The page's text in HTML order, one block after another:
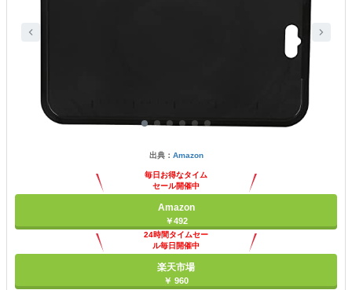
出典： Amazon
毎日お得なタイム
セール開催中
Amazon
￥492
24時間タイムセー
ル毎日開催中
楽天市場
￥ 960